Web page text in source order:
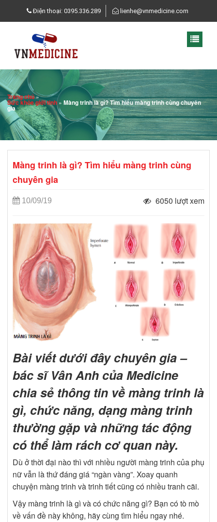
Điện thoại: 0395.336.289 lienhe@vnmedicine.com
Trang chủ»
Sức khỏe giới tinh » Màng trinh là gì? Tìm hiểu màng trinh cùng chuyên
gia
Màng trinh là gì? Tìm hiểu màng trinh cùng
chuyên gia
10/09/19 6050 lượt xem
Bài viết dưới đây chuyên gia –
bác sĩ Vân Anh của Medicine
chia sẻ thông tin về màng trinh là
gì, chức năng, dạng màng trinh
thường gặp và những tác động
có thể làm rách cơ quan này.
Dù ở thời đại nào thì với nhiều người màng trinh của phụ
nữ vẫn là thứ đáng giá “ngàn vàng”. Xoay quanh
chuyện màng trinh và trinh tiết cũng có nhiều tranh cãi.
Vậy màng trinh là gì và có chức năng gì? Bạn có tò mò
về vấn đề này không, hãy cùng tìm hiểu ngay nhé.